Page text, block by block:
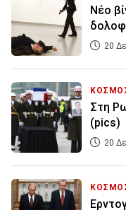
Νέο
20
Στη
(pics)
20